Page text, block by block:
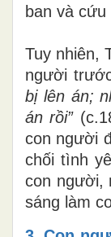
ban và
Tuy nhiên,
người
bị lên án;
án rồi”
con người
chối tình
con người,
sáng làm